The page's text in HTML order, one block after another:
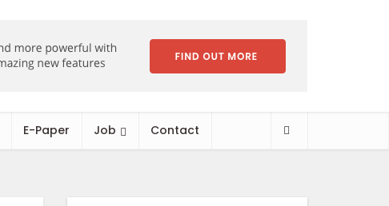
E-Paper Job Contact